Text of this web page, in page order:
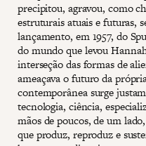
precipitou, agravou, como
estruturais atuais e futuras,
lançamento, em 1957, do
do mundo que levou
interseção das formas de
ameaçava o futuro da
contemporânea surge
tecnologia, ciência,
mãos de poucos, de um
que produz, reproduz e